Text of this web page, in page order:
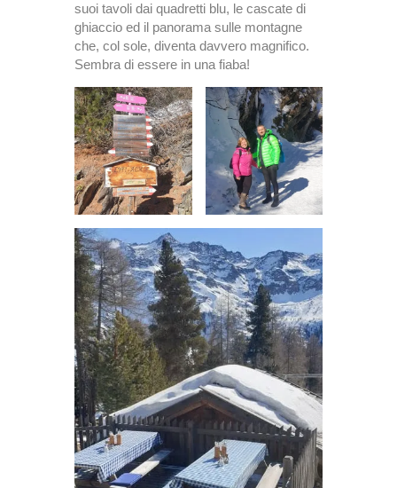
suoi tavoli dai quadretti blu, le cascate di
ghiaccio ed il panorama sulle montagne
che, col sole, diventa davvero magnifico.
Sembra di essere in una fiaba!